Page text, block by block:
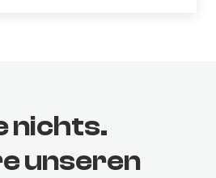
nichts.
unseren